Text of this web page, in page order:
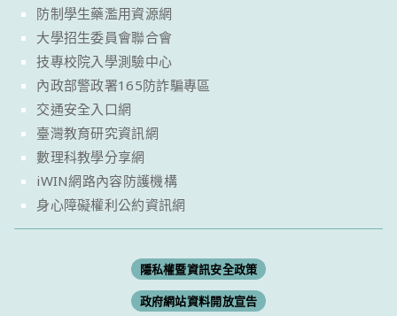
防制學生藥濫用資源網
大學招生委員會聯合會
技專校院入學測驗中心
內政部警政署165防詐騙專區
交通安全入口網
臺灣教育研究資訊網
數理科教學分享網
iWIN網路內容防護機構
身心障礙權利公約資訊網
隱私權暨資訊安全政策
政府網站資料開放宣告